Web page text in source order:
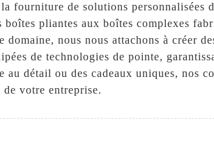
fourniture de solutions
pliantes aux boîtes complexes
nous nous attachons à créer
de technologies de pointe,
au détail ou des cadeaux uniques, nos
de votre entreprise.